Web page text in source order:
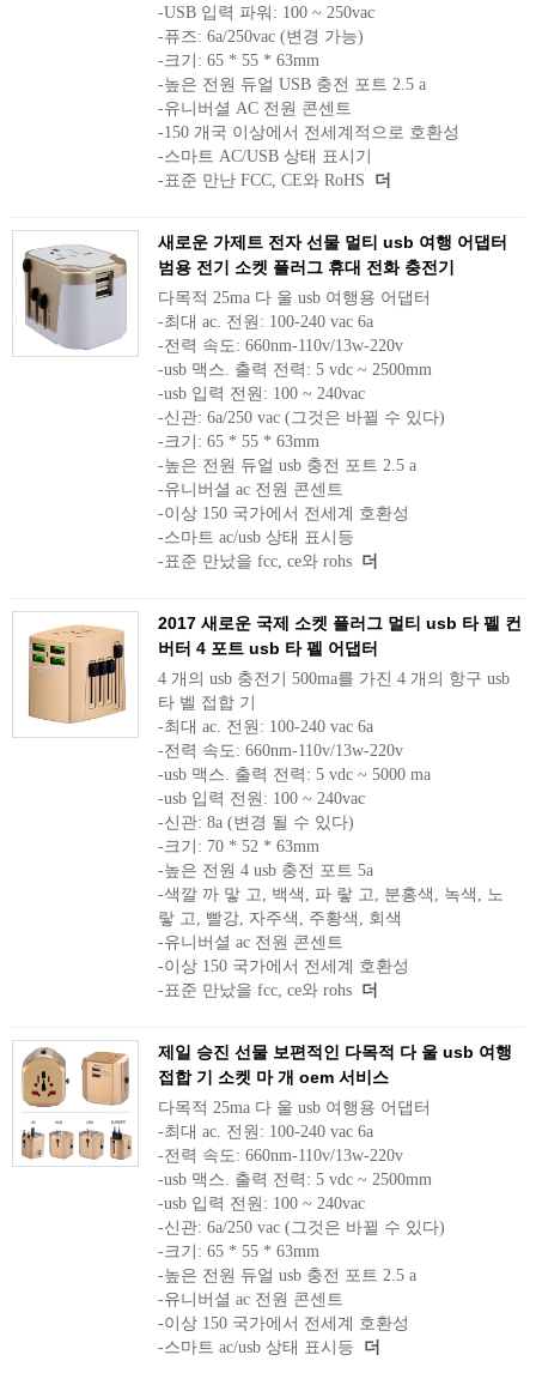
-USB 입력 파워: 100 ~ 250vac
-퓨즈: 6a/250vac (변경 가능)
-크기: 65 * 55 * 63mm
-높은 전원 듀얼 USB 충전 포트 2.5 a
-유니버셜 AC 전원 콘센트
-150 개국 이상에서 전세계적으로 호환성
-스마트 AC/USB 상태 표시기
-표준 만난 FCC, CE와 RoHS 더
새로운 가제트 전자 선물 멀티 usb 여행 어댑터
범용 전기 소켓 플러그 휴대 전화 충전기
다목적 25ma 다 울 usb 여행용 어댑터
-최대 ac. 전원: 100-240 vac 6a
-전력 속도: 660nm-110v/13w-220v
-usb 맥스. 출력 전력: 5 vdc ~ 2500mm
-usb 입력 전원: 100 ~ 240vac
-신관: 6a/250 vac (그것은 바뀔 수 있다)
-크기: 65 * 55 * 63mm
-높은 전원 듀얼 usb 충전 포트 2.5 a
-유니버셜 ac 전원 콘센트
-이상 150 국가에서 전세계 호환성
-스마트 ac/usb 상태 표시등
-표준 만났을 fcc, ce와 rohs 더
2017 새로운 국제 소켓 플러그 멀티 usb 타 펠 컨
버터 4 포트 usb 타 펠 어댑터
4 개의 usb 충전기 500ma를 가진 4 개의 항구 usb
타 벨 접합 기
-최대 ac. 전원: 100-240 vac 6a
-전력 속도: 660nm-110v/13w-220v
-usb 맥스. 출력 전력: 5 vdc ~ 5000 ma
-usb 입력 전원: 100 ~ 240vac
-신관: 8a (변경 될 수 있다)
-크기: 70 * 52 * 63mm
-높은 전원 4 usb 충전 포트 5a
-색깔 까 맣 고, 백색, 파 랗 고, 분홍색, 녹색, 노
랗 고, 빨강, 자주색, 주황색, 회색
-유니버셜 ac 전원 콘센트
-이상 150 국가에서 전세계 호환성
-표준 만났을 fcc, ce와 rohs 더
제일 승진 선물 보편적인 다목적 다 울 usb 여행
접합 기 소켓 마 개 oem 서비스
다목적 25ma 다 울 usb 여행용 어댑터
-최대 ac. 전원: 100-240 vac 6a
-전력 속도: 660nm-110v/13w-220v
-usb 맥스. 출력 전력: 5 vdc ~ 2500mm
-usb 입력 전원: 100 ~ 240vac
-신관: 6a/250 vac (그것은 바뀔 수 있다)
-크기: 65 * 55 * 63mm
-높은 전원 듀얼 usb 충전 포트 2.5 a
-유니버셜 ac 전원 콘센트
-이상 150 국가에서 전세계 호환성
-스마트 ac/usb 상태 표시등 더